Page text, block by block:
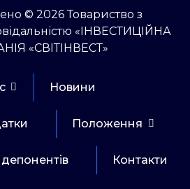
© 2026 Товариство з
«ІНВЕСТИЦІЙНА
«СВІТІНВЕСТ»
Новини
Положення
Контакти